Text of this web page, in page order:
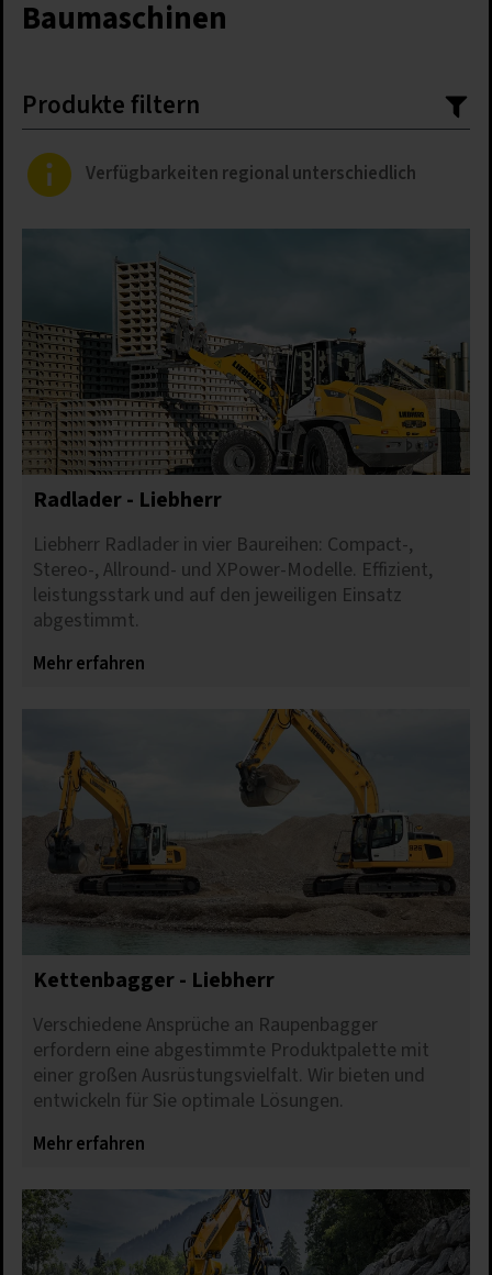
Baumaschinen
Produkte filtern
Verfügbarkeiten regional unterschiedlich
Radlader - Liebherr
Liebherr Radlader in vier Baureihen: Compact-,
Stereo-, Allround- und XPower-Modelle. Effizient,
leistungsstark und auf den jeweiligen Einsatz
abgestimmt.
Mehr erfahren
Kettenbagger - Liebherr
Verschiedene Ansprüche an Raupenbagger
erfordern eine abgestimmte Produktpalette mit
einer großen Ausrüstungsvielfalt. Wir bieten und
entwickeln für Sie optimale Lösungen.
Mehr erfahren